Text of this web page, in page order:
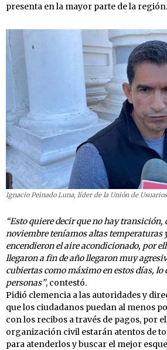
presenta en la mayor parte de la región.
Ignacio Peinado Luna, líder de la Unión de
“Esto quiere decir que no hay transición,
noviembre teníamos altas temperaturas
encendieron el aire acondicionado, por
llegaron a fin de año llegaron muy
cubiertas como máximo en estos días, lo
personas”, contestó.
Pidió clemencia a las autoridades y
que los ciudadanos puedan al menos
con los recibos a través de pagos, por
organización civil estarán atentos de
para atenderlos y buscar el mejor